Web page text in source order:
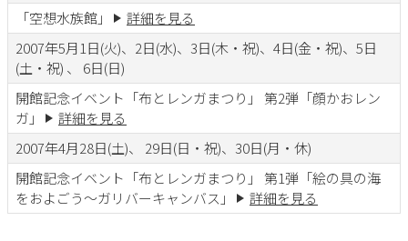
「空想水族館」
詳細を見る
2007年5月1日(火)、2日(水)、3日(木・祝)、4日(金・祝)、5日
(土・祝) 、 6日(日)
開館記念イベント「布とレンガまつり」 第2弾「顔かおレン
ガ」
詳細を見る
2007年4月28日(土)、 29日(日・祝)、30日(月・休)
開館記念イベント「布とレンガまつり」 第1弾「絵の具の海
をおよごう～ガリバーキャンバス」
詳細を見る